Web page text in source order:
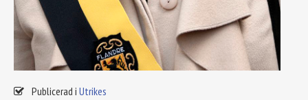
Publicerad i Utrikes